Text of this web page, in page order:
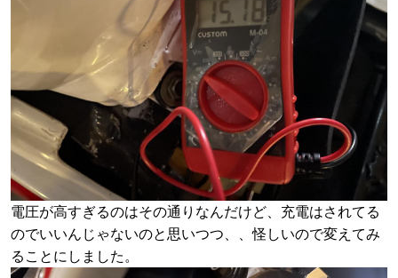
電圧が高すぎるのはその通りなんだけど、充電はされてる
のでいいんじゃないのと思いつつ、、怪しいので変えてみ
ることにしました。